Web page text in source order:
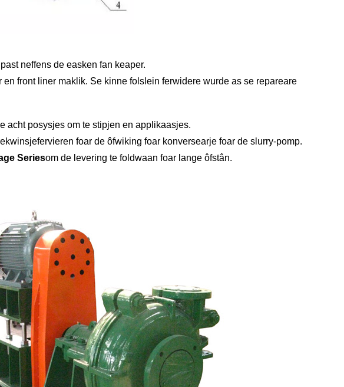
neffens de easken fan keaper.
front liner maklik. Se kinne folslein ferwidere wurde as se repareare
acht posysjes om te stipjen en applikaasjes.
foar de ôfwiking foar konversearje foar de slurry-pomp.
Seriesom de levering te foldwaan foar lange ôfstân.